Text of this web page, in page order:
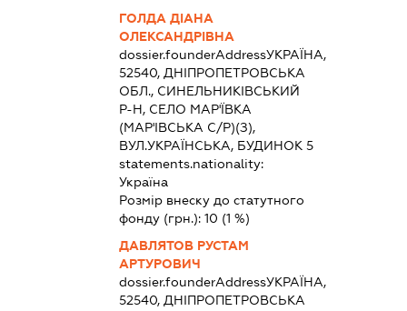
ГОЛДА ДІАНА
ОЛЕКСАНДРІВНА
dossier.founderAddressУКРАЇНА,
52540, ДНІПРОПЕТРОВСЬКА
ОБЛ., СИНЕЛЬНИКІВСЬКИЙ
Р-Н, СЕЛО МАР'ЇВКА
(МАР'ІВСЬКА С/Р)(З),
ВУЛ.УКРАЇНСЬКА, БУДИНОК 5
statements.nationality:
Україна
Розмір внеску до статутного
фонду (грн.): 10 (1 %)
ДАВЛЯТОВ РУСТАМ
АРТУРОВИЧ
dossier.founderAddressУКРАЇНА,
52540, ДНІПРОПЕТРОВСЬКА